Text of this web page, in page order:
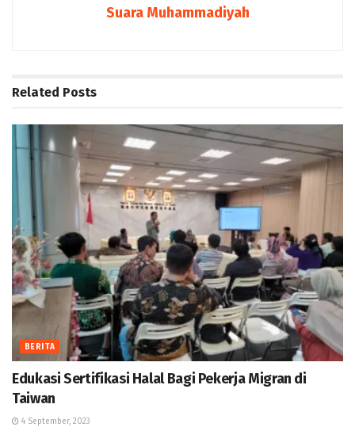
Suara Muhammadiyah
Related Posts
BERITA
Edukasi Sertifikasi Halal Bagi Pekerja Migran di
Taiwan
4 September, 2023